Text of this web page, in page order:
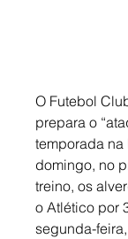
O Futebol
prepara o
temporada na
domingo, no
treino, os
o Atlético por
segunda-